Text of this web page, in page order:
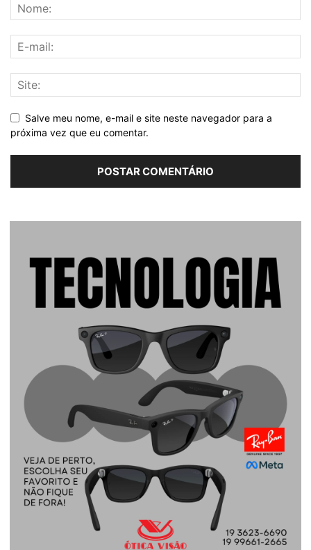
Salve meu nome, e-mail e site neste navegador para a
próxima vez que eu comentar.